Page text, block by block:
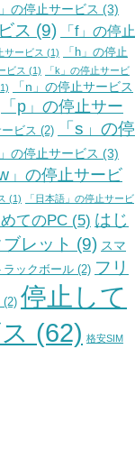
」の停止サービス (3)
ス (9)
「f」の停止
サービス (1)
「h」の停止
ビス (1)
「k」の停止サービ
「n」の停止サービス
「p」の停止サー
ービス (2)
「s」の停
」の停止サービス (3)
w」の停止サービ
(1) 「日本語」の停止サービ
てのPC (5) はじ
レット (9) スマ
ラックボール (2) フリ
(2) 停止して
(62) 格安SIM